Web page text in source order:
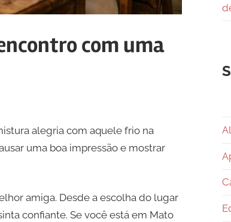
com uma
alegria com aquele frio na
uma boa impressão e mostrar
amiga. Desde a escolha do lugar
confiante. Se você está em Mato